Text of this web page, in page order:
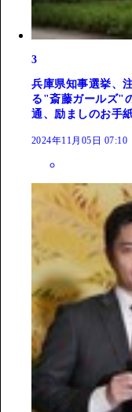
3
兵庫県知事選挙、
る"斎藤ガールズ"
通、励ましのお手
2024年11月05日 07:10